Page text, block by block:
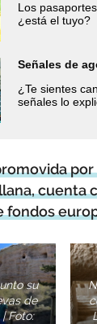
Los
¿está el tuyo?
Señales de
¿Te sientes
señales lo
cuenta
fondos
su
de
Foto: